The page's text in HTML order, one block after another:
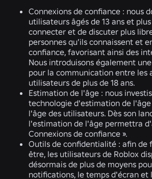
Connexions de confiance : nous
utilisateurs âgés de 13 ans et
connecter et de discuter plus
personnes qu’ils connaissent et
confiance, favorisant ainsi des
Nous introduisons également
pour la communication entre les
utilisateurs de plus de 18 ans.
Estimation de l'âge : nous
technologie d'estimation de
l'âge des utilisateurs. Dès son
l'estimation de l'âge permettra
Connexions de confiance ».
Outils de confidentialité : afin de
être, les utilisateurs de Roblox
désormais de plus de moyens
notifications, le temps d'écran et